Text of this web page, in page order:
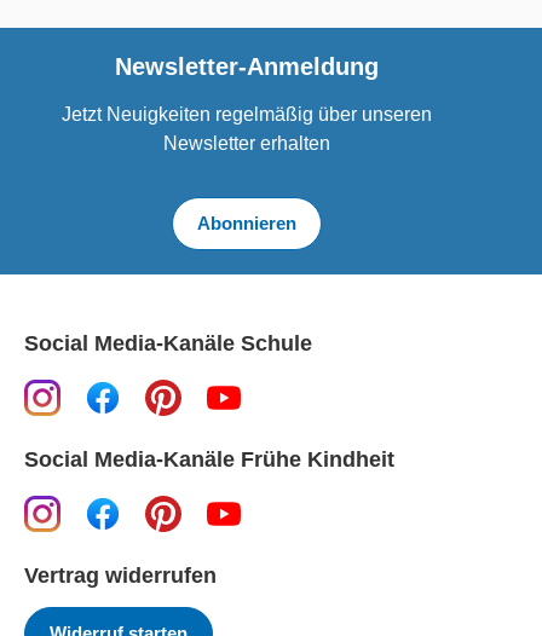
Newsletter-Anmeldung
Jetzt Neuigkeiten regelmäßig über unseren
Newsletter erhalten
Abonnieren
Social Media-Kanäle Schule
Social Media-Kanäle Frühe Kindheit
Vertrag widerrufen